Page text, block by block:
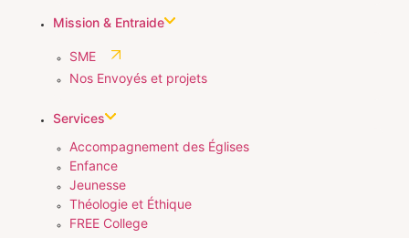
Mission & Entraide
SME
Nos Envoyés et projets
Services
Accompagnement des Églises
Enfance
Jeunesse
Théologie et Éthique
FREE College